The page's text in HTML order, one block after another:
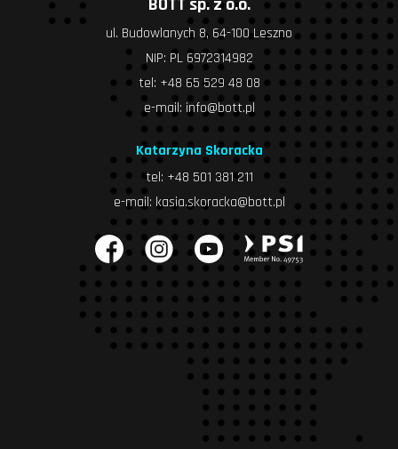
ul. Budowlanych 8, 64-100 Leszno
NIP: PL 6972314982
tel: +48 65 529 48 08
e-mail: info@bott.pl
Katarzyna Skoracka
tel: +48 501 381 211
e-mail: kasia.skoracka@bott.pl